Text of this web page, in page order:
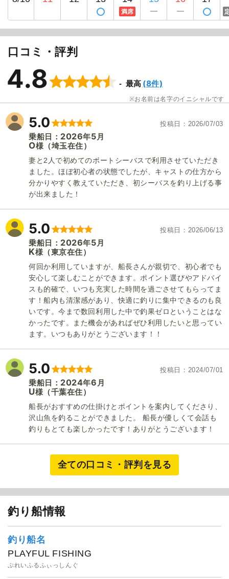
満席
口コミ・評判
4.8 最高 (8件)
お名前は名字のイニシャルです
5.0 投稿日 2026/07/03
乗船日： 2026年5月
O様 （埼玉在住）
妻と2人で初めてのボートシーバスで利用させていただき
ました。ほぼ初心者の状態でしたが、キャストの仕方から
分かりやすく教えていただき、初シーバスを釣り上げる事
が出来ました！
5.0 投稿日 2026/06/13
乗船日： 2026年5月
K様 （東京在住）
何回か利用していますが、船長さんが親切で、初心者でも
安心して楽しむことができます。ポイント選びやアドバイ
スも的確で、いつも充実した時間を過ごさせてもらってま
す！船内も清潔感があり、快適に釣りに集中できるのも良
いです。今まで数回利用した中で釣果ゼロということはな
かったです。また機会があればぜひ利用したいと思ってい
ます。いつもありがとうございます！！
5.0 投稿日 2024/07/01
乗船日： 2024年6 月
U様 （千葉在住）
船長がおすすめの仕掛けとポイントを案内してくださり、
沢山魚を釣ることができました。 船長が優しくて会話も
釣りもとても楽しかったです！ありがとうございます！
全ての口コミ・評判を見る
釣り船情報
釣り船名
PLAYFUL FISHING
ぷれいふるふぃっしんぐ